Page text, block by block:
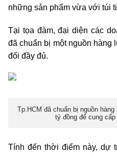
những sản phẩm vừa với túi
Tại tọa đàm, đại diện các
đã chuẩn bị một nguồn
đối đầy đủ.
Tp.HCM đã chuẩn bị nguồn
tỷ đồng để cung
Tính đến thời điểm này, dự